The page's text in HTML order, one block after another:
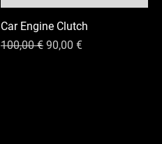
Car Engine Clutch
Precio
100,00 € Precio de oferta
90,00 €